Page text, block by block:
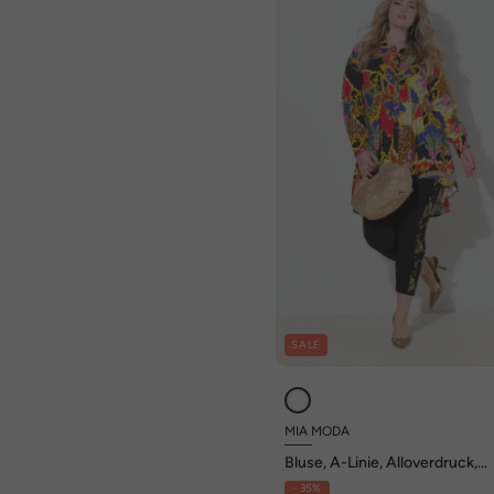
SALE
MIA MODA
Bluse, A-Linie, Alloverdruck,
Zierfalten
- 35%